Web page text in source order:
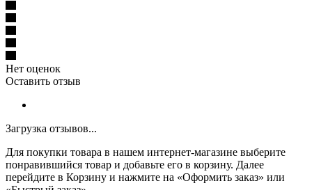
Нет оценок
Оставить отзыв
Загрузка отзывов...
Для покупки товара в нашем интернет-магазине выберите
понравившийся товар и добавьте его в корзину. Далее
перейдите в Корзину и нажмите на «Оформить заказ» или